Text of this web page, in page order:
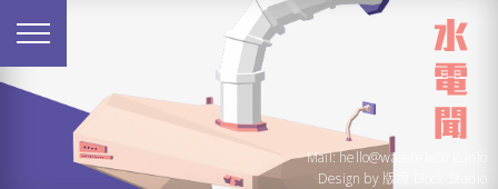
Mail: hello@waterelectric.info
Design by 版塊 Block Studio